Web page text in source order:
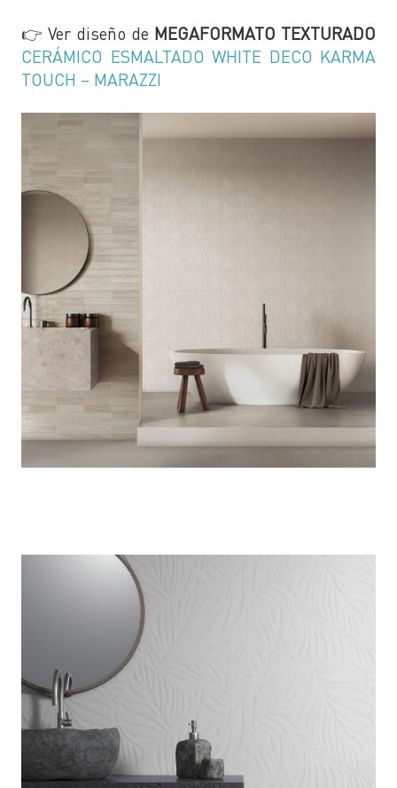
👉 Ver diseño de MEGAFORMATO TEXTURADO
CERÁMICO ESMALTADO WHITE DECO KARMA
TOUCH – MARAZZI